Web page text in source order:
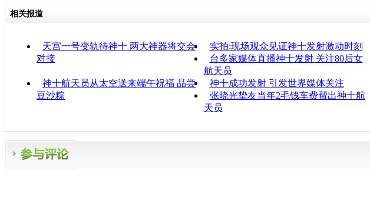
相关报道
天宫一号变轨待神十 两大神器将交会
对接
实拍:现场观众见证神十发射激动时刻
台多家媒体直播神十发射 关注80后女
航天员
神十航天员从太空送来端午祝福 品尝
豆沙粽
神十成功发射 引发世界媒体关注
张晓光挚友当年2毛钱车费帮出神十航
天员